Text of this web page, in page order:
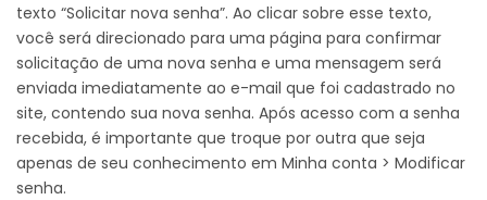
texto “Solicitar nova senha”. Ao clicar sobre esse texto,
você será direcionado para uma página para confirmar
solicitação de uma nova senha e uma mensagem será
enviada imediatamente ao e-mail que foi cadastrado no
site, contendo sua nova senha. Após acesso com a senha
recebida, é importante que troque por outra que seja
apenas de seu conhecimento em Minha conta > Modificar
senha.